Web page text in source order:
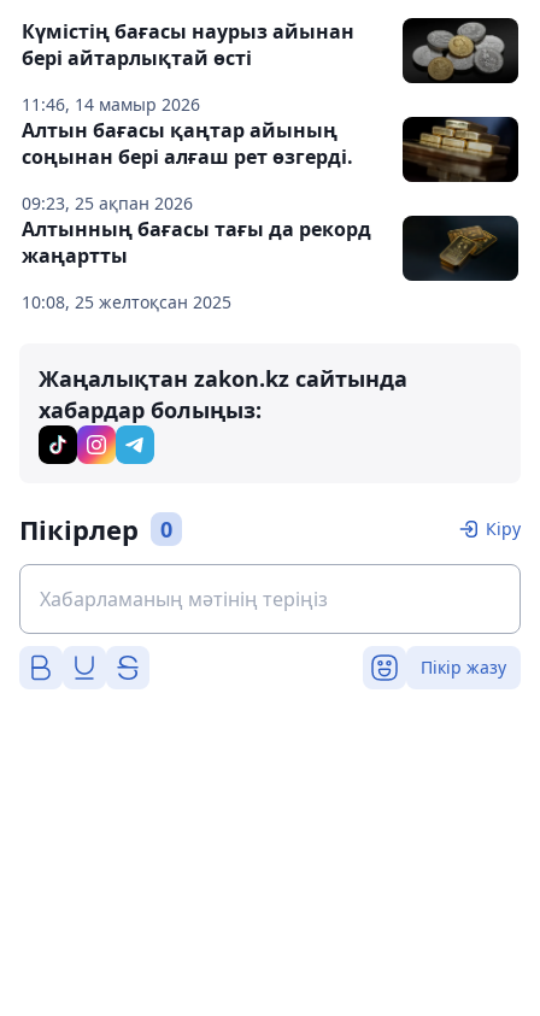
11:46, 14 мамыр 2026
Күмістің бағасы наурыз айынан
бері айтарлықтай өсті
09:23, 25 ақпан 2026
Алтын бағасы қаңтар айының
соңынан бері алғаш рет өзгерді.
10:08, 25 желтоқсан 2025
Алтынның бағасы тағы да рекорд
жаңартты
Жаңалықтан zakon.kz сайтында
хабардар болыңыз:
Пікірлер 0 Кіру
Пікір жазу